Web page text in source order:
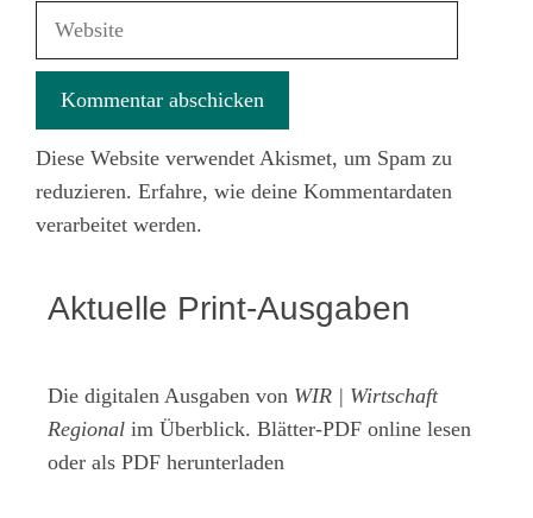
Diese Website verwendet Akismet, um Spam zu
reduzieren. Erfahre, wie deine Kommentardaten
verarbeitet werden.
Aktuelle Print-Ausgaben
Die digitalen Ausgaben von WIR | Wirtschaft
Regional im Überblick. Blätter-PDF online lesen
oder als PDF herunterladen